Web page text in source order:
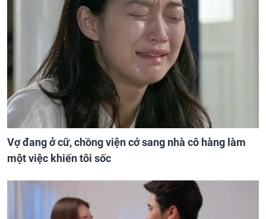
Vợ đang ở cữ, chồng viện cớ sang nhà cô hàng làm
một việc khiến tôi sốc